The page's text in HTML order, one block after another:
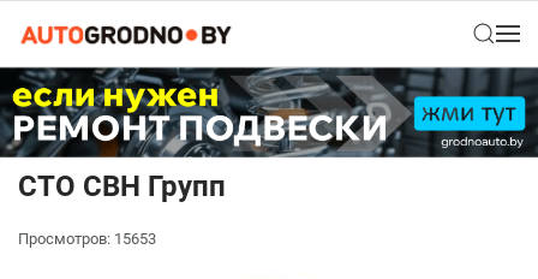
СТО СВН Групп
Просмотров: 15653